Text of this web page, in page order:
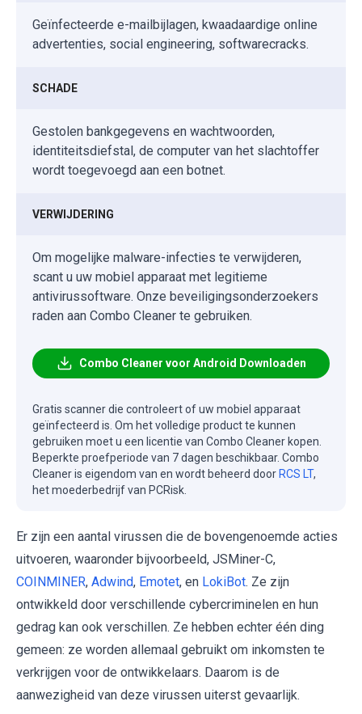
Geïnfecteerde e-mailbijlagen, kwaadaardige online
advertenties, social engineering, softwarecracks.
SCHADE
Gestolen bankgegevens en wachtwoorden,
identiteitsdiefstal, de computer van het slachtoffer
wordt toegevoegd aan een botnet.
VERWIJDERING
Om mogelijke malware-infecties te verwijderen,
scant u uw mobiel apparaat met legitieme
antivirussoftware. Onze beveiligingsonderzoekers
raden aan Combo Cleaner te gebruiken.
Combo Cleaner voor Android Downloaden
Gratis scanner die controleert of uw mobiel apparaat
geïnfecteerd is. Om het volledige product te kunnen
gebruiken moet u een licentie van Combo Cleaner kopen.
Beperkte proefperiode van 7 dagen beschikbaar. Combo
Cleaner is eigendom van en wordt beheerd doorRCS LT,
het moederbedrijf van PCRisk.
Er zijn een aantal virussen die de bovengenoemde acties
uitvoeren, waaronder bijvoorbeeld, JSMiner-C,
COINMINER, Adwind, Emotet, en LokiBot. Ze zijn
ontwikkeld door verschillende cybercriminelen en hun
gedrag kan ook verschillen. Ze hebben echter één ding
gemeen: ze worden allemaal gebruikt om inkomsten te
verkrijgen voor de ontwikkelaars. Daarom is de
aanwezigheid van deze virussen uiterst gevaarlijk.